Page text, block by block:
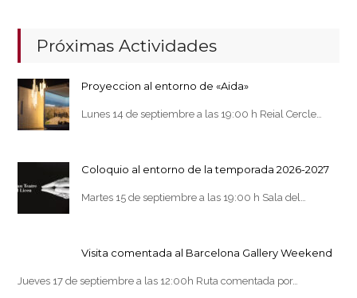
Próximas Actividades
Proyeccion al entorno de «Aida»
Lunes 14 de septiembre a las 19:00 h Reial Cercle…
Coloquio al entorno de la temporada 2026-2027
Martes 15 de septiembre a las 19:00 h Sala del…
Visita comentada al Barcelona Gallery Weekend
Jueves 17 de septiembre a las 12:00h Ruta comentada por…